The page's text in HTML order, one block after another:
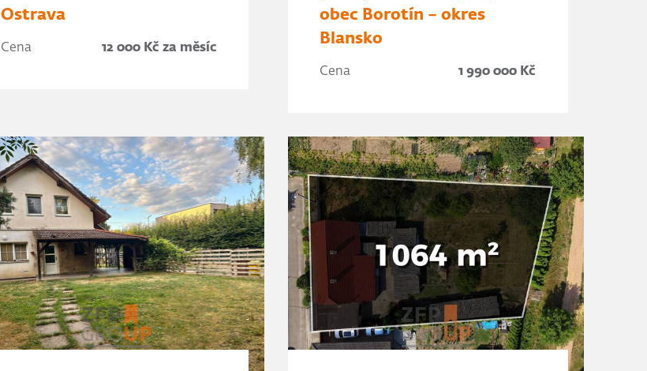
Ostrava
Cena 12 000 Kč za měsíc
obec Borotín – okres
Blansko
Cena 1 990 000 Kč